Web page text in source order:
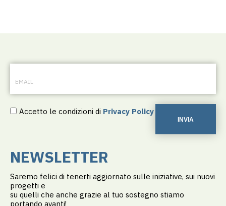
Accetto le condizioni di Privacy Policy
INVIA
NEWSLETTER
Saremo felici di tenerti aggiornato sulle iniziative, sui nuovi
progetti e
su quelli che anche grazie al tuo sostegno stiamo
portando avanti!